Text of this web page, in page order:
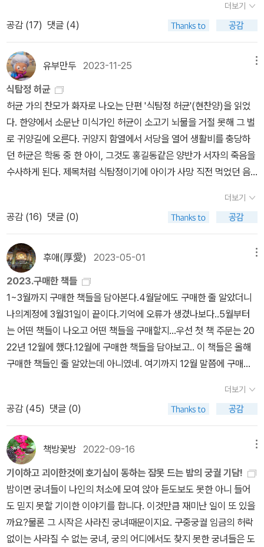
양반이 쫓겨나며 탈놀이는 끝나는데, 이 상상 속의 동물이 어떻게 백
희의 목구멍에 살게 되었을까? 이 책에서는 변형되어 있긴 하지만 꽤
나 흥미진진했다. 마치 괴담처럼 궁에 들어오는 궁녀들은 비망록으로
내려오는 지켜야 할 규칙들이 있다. 그건 궁녀들이 만든 것이고, 으스
스하기까지 한 규칙들이 제법 있다. 예를 들어, 고양이매 즉 부엉이의
이름을 부르지 말라던지, 우물 안을 들여다보지 말라던지 말이다. 이
러한 규칙들이 생긴 연유가 씁쓸하면서도 다정하여 이들의 이야기가
더 궁금해지기도 했다.여러 기이한 이야기들이 계속 변형되어 나와서
나도 모르게 어? 이 이야기는 조선 중기 이야기인데 태종 때 이야기
로 나왔네 하는 것들도 있었다. '강수'가 등장하는데, 강수는 신라 태
종 무열왕 때 사람이다. 강수의 태몽이 머리에 뿔이 난 것이었는데, 아
주 똑똑한 유학자였다고 한다. 그런 강수가 조선 태종 때인 이 책에 등
장한다. 신라 때부터 살았다고 하니 그 강수가 맞는 것 같고. 그런데
귀신 점호 이야기가 원래는 임방이 남긴 <천예록>에 나오는 기록이
고, 조선 중기 때 이야기이다. 강수의 기이함을 이야기 하기 위해 이
기담을 끌어온 것이다. 버드나무가 가득한 것도 비꼬기 좋아 보였다.
고려 왕건과 장화왕후 오씨의 이야기를 이성계에게 갖다 붙인다고 말
이다. 목이 마른 훤칠한 장수에게 버들잎을 띄운 물바가지를 건네는
이야기 말이다. 고독, 서묘 이야기 등도 내궁의 암투와 엮여 재미있었
고, 궁녀들끼리 서로의 사정을 이해하며 의지하는 것도 좋았다. 결국
내명부에서 왕의 여자로 살아가는 것보다는 궁 내의 일을 하며 자부
돌아가는 것이 아니었겠는가. 강수가 등장하고 강수가 궁궐 내의 괴
이를 조사하면서 끝이 났다. 이제 강수와 비비와 백희와 노아는 어떻
게 될까. 끝내 폐비가 되지 않은 원경왕후의 한은 어떻게 될까. 수많은
피를 뿌린, 심지어 며느리인 세자빈의 가문까지 도륙해 버린 그 왕은
여기서 어떻게 될까. 비비가 잡아먹으면 좋겠다만. 우리가 알고 있는
역사 속에서 왕과 왕비가 아닌 그들을 보필하던 수많은 궁녀들의 이
야기를 담은 이 책은, 기담의 형식을 빌었기에 그들의 애환을 더 잘 보
여주는 것은 아닐까.
던 원경왕후의 궁녀들을 지속적으로 후궁으로 들여 사이가 나빠지자
교태전에 유폐하는데 『잠 못 드는 밤의 궁궐 기담』은 딱 이 시기의 이
야기다. 원경왕후의 여종이었다가 후궁이 된 효빈 김씨는 안상재의
효순궁주, 역시 왕후의 나인이었다가 후궁이 된 신빈 신씨는 휘영당
의 신녕궁주로, 이야기 속에서도 역사에 기록된 관계와 흡사하게 등
장한다.우리가 보는 대부분의 사극에서 궁녀들은 그저 주변인이다.
웃전의 상황, 명령에 따라 이리저리 휘둘리고 크게 각인되는 이름 없
이 사라진다. 그런 그녀들이 궁에 좀 더 오래 안전하게 머물기 위한 지
침서인 【궁녀 규칙 조례】를 꼼꼼하게 읽으면 책 내용이 더 흥미롭게
다가온다. (작가도 언급했다시피) 궁녀판 <여고괴담>의 느낌도 있
다.나라가 바뀌었어도 궁녀의 신분을 유지하고 있는 노아, 원래 경복
계속 울어대는 부엉이를 쫓느라 정신없는, 팔월 닷새에 우연히 모여
이기도 하고 궁궐 내의 불편한 관계를 드러내기도 한다.이야기의 마
지막은 다음 권을 위한 떡밥을 던지듯 마무리된다. 더불어 외전에서
는 【궁녀 규칙 조례】가 어떤 계기로 만들어졌는지 알 수 있다. 시리즈
의 두 번째 단행본이라는 『이름 없는 여자들의 궁궐 기담』에서 마지
막에 등장한 강수가 백희와 어떻게 얽힐지 궁금했다.역사와 이야기를
사랑하는 사람이라면 특히 더 즐겁게 읽을 거 같다. 덥고 긴 여름밤을
조금 더 시원하게 보낼 수 있는 부담 없는 책을 찾는다면 괜찮은 선택
이 될 것이다.
것을 삼키며 인생을 궁 안에서 그저 웃전을 모시며, 그러다 어쩌면 승
은을 입기도 하고, 죽지 않고 살아내야 한다. 하지만 아직 어린 그들은
깊은 밤, 하루의 일과를 마치고 모여 앉아 자기들끼리 궁내에 떠도는,
실제로 보았던 적이 있던가 없던가 기괴한 이야기를 나눈다. 그 자리
에는 그들 또래 (열세 살) 경안공주도 스스럼 없는 자태로 (다리를 쩍
벌리고) 함께 하여 괴담/기담을 듣고 또 들려준다. 그 첫 이야기는 그
야말로 엄청난데 바로 궁궐 터가 '도깨비 집'이었다는 것. 이어지는 기
담은 표면적으로는 괴물이나 기이한 생명체, 원혼에 대한 이야기지만
결국 어수선한 궁궐 내의 권력 관계를 빗대고 있기도 했다. 하지만 공
주도 후궁들도 그 기담 모임이나 소문의 흐름을 통제하지는 못한다.
소문은 그 자체로 기이한 괴물이 되어 궁 안을 휘젓고 다니며 사람을
잡아먹는다.기담을 나눈다는 것에서 미야베 미유키의 에도 시리즈가
떠오르기도 했는데 이번엔 기담을 말하고 듣고 버리는 것이 아니라
는 이야기의 경계를 찢고 현실로 나온다. 이미 현실은 이야기 만큼이
나 폭력적이고 괴이한 나날이기 때문이다. 무서운 이야기를 함께 듣
고 나누는 십대 소녀들은 뒷간에 가기가, 우물가에 가기가, 고인 물에
어린 달을 쳐다보기가, 미래를 상상하기가 두렵다. 이들을 묶어주는
공포는 여고괴담 분위기이기도 한데 이는 저자도 후기에 적어두었다.
재미있었다. 나는 이야기의 이쪽 편에 있기 때문이다. 그런데 슬쩍 저
쪽 편을 더 들여다 보고 싶다.
더보기
공감 (17) 댓글 (4)
유부만두 2023-11-25
식탐정 허균
허균 가의 찬모가 화자로 나오는 단편 '식탐정 허균'(현찬양)을 읽었
다. 한양에서 소문난 미식가인 허균이 소고기 뇌물을 거절 못해 그 벌
로 귀양길에 오른다. 귀양지 함열에서 서당을 열어 생활비를 충당하
던 허균은 학동 중 한 아이, 그것도 홍길동같은 양반가 서자의 죽음을
수사하게 된다. 제목처럼 식탐정이기에 아이가 사망 직전 먹었던 음
(필담)이 구수하고 재치있다. 짧은 글이라 설명이나 소개를 더하면 진
짜 읽는 재미/맛을 깎을 수 있으니 직접 읽어보시길 권한다. 참, 허균
이 받았던 뇌물로 한 요리는 바로 '승기야기'라고 한다. 처음 만나는
작가인데 검색해보니 조선 초 태조 때를 배경으로 소설을 썼다. 제목
부터 기담. 우리 교산 어르신은 아주 훌륭한 사람입니다. 하루 여섯
끼니를 드시기는 하지만 식솔들은 끔찍하게 챙기셔서 저처럼 어린애
에게 수작을 거는 일도 없고요. 뭐 사실은 제가 어리기만 했지미인이
아니라 건드리지 않는 걸지도 모르지만요. 하지만 미인이라 한들 제
얼굴을 보기라도 하셨을까요? 제가 볼 때 우리 주인님은 미인보다 잘
생긴 만두 한 접시를 더 아끼신답니다. 원하는것이 이토록 분명하니
웃전으로 모시기는 좋은 사람입니다.- P180이게 다 공자님 때문이
랍니다.예, 무식한 제가 공자님을 인용하는 날도 있네요. 공자님 그자
식, 아니, 죄송합니다. 그분께서는 음식이 반듯하지 않으면 드시지 않
젓가락으로 집을 수 있을 정도의 크기여야 하고 빛깔과 향이 좋아야
한대요. 잘은 모르겠지만 정신 수양을 위해 먹는 것을 정갈히 하는 거
라던데 아무래도 제 짧은 식견으로는 공자님보다는 공자님 마누라께
서 더욱 정신 수양이 되었을 거라고생각합니다. 저도 우리 나리 덕에
정신 수양을 하고 있는 거나 마찬가지지요.- P181
더보기
공감 (16) 댓글 (0)
후애(厚愛) 2023-05-01
2023.구매한 책들
1~3월까지 구매한 책들을 담아본다.4월달에도 구매한 줄 알았더니
나의계정에 3월31일이 끝이다.기억에 오류가 생겼나보다..5월부터
는 어떤 책들이 나오고 어떤 책들을 구매할지...우선 첫 책 주문는 20
22년 12월에 했다.12월에 구매한 책들을 담아보고.. 이 책들은 올해
구매한 책들인 줄 알았는데 아니였네. 여기까지 12월 말쯤에 구매한
이 5월달다가오는 토요일이 내 생일~그래서 소소하게 간만에 오랜
만에 기분전환겸...이벤트를 해 볼까 생각 중인데...고민중이다.문제를
내야하나...오랜만이라 아무것도 모르겠다.^^;;고민중~~만약에 한다
면 아주 소소하게...
더보기
공감 (45) 댓글 (0)
책방꽃방 2022-09-16
기이하고 괴이한것에 호기심이 동하는 잠못 드는 밤의 궁궐 기담!
밤이면 궁녀들이 나인의 처소에 모여 앉아 듣도보도 못한 아니 들어
도 믿지 못할 기이한 이야기를 합니다. 이것만큼 재미난 일이 또 있을
까요?물론 그 시작은 사라진 궁녀때문이지요. 구중궁궐 임금의 허락
없이는 사라질 수 없는 궁녀, 궁의 어디에서도 찾지 못한 궁녀들은 도